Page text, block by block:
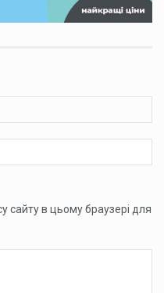
сайту в цьому браузері для